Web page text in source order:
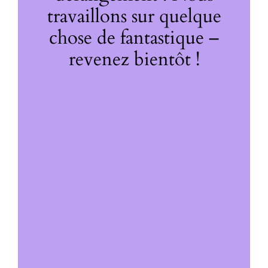
travaillons sur quelque
chose de fantastique –
revenez bientôt !